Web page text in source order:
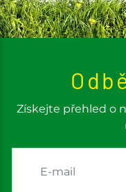
Získejte přehled o